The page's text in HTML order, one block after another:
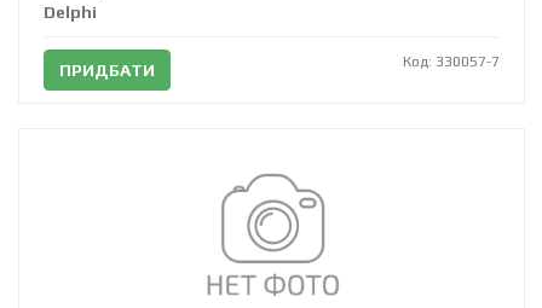
Delphi
ПРИДБАТИ Код: 330057-7